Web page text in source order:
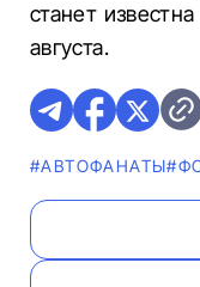
станет
августа.
#AВТОФАНАТЫ